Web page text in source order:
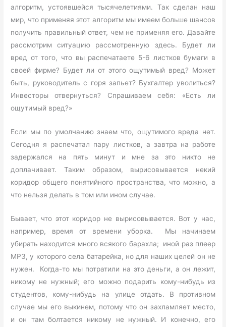
алгоритм, устоявшейся тысячелетиями. Так сделан наш
мир, что применяя этот алгоритм мы имеем больше шансов
получить правильный ответ, чем не применяя его. Давайте
рассмотрим ситуацию рассмотренную здесь. Будет ли
вред от того, что вы распечатаете 5-6 листков бумаги в
своей фирме? Будет ли от этого ощутимый вред? Может
быть, руководитель с горя запьет? Бухгалтер уволиться?
Инвесторы отвернуться? Спрашиваем себя: «Есть ли
ощутимый вред?»
Если мы по умолчанию знаем что, ощутимого вреда нет.
Сегодня я распечатал пару листков, а завтра на работе
задержался на пять минут и мне за это никто не
доплачивает. Таким образом, вырисовывается некий
коридор общего понятийного пространства, что можно, а
что нельзя делать в том или ином случае.
Бывает, что этот коридор не вырисовывается. Вот у нас,
например, время от времени уборка. Мы начинаем
убирать находится много всякого барахла; иной раз плеер
МР3, у которого села батарейка, но для наших целей он не
нужен. Когда-то мы потратили на это деньги, а он лежит,
никому не нужный; его можно подарить кому-нибудь из
студентов, кому-нибудь на улице отдать. В противном
случае мы его выкинем, потому что он захламляет место,
и он там болтается никому не нужный. И конечно, его